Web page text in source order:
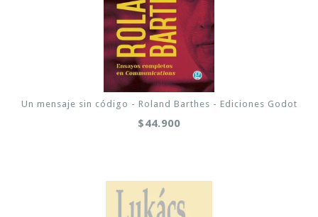
Un mensaje sin código - Roland Barthes - Ediciones Godot
$44.900